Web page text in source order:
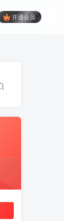
开通会员